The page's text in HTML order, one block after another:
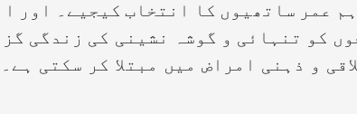
عمر ساتھیوں کا انتخاب کیجیے۔ اور
کو تنہائی و گوشہ نشینی کی زندگی
و ذہنی امراض میں مبتلا کر سکتی